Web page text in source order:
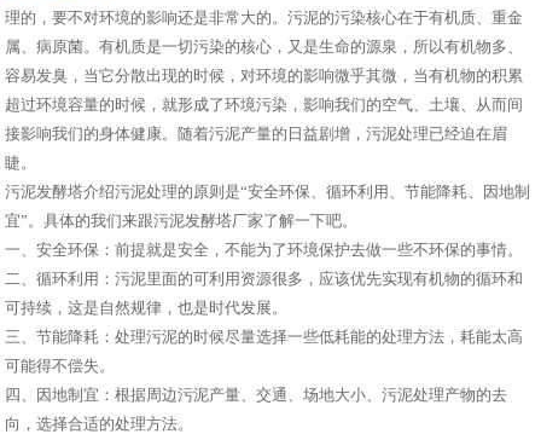
理的，要不对环境的影响还是非常大的。污泥的污染核心在于有机质、重金
属、病原菌。有机质是一切污染的核心，又是生命的源泉，所以有机物多、
容易发臭，当它分散出现的时候，对环境的影响微乎其微，当有机物的积累
超过环境容量的时候，就形成了环境污染，影响我们的空气、土壤、从而间
接影响我们的身体健康。随着污泥产量的日益剧增，污泥处理已经迫在眉
睫。
污泥发酵塔介绍污泥处理的原则是“安全环保、循环利用、节能降耗、因地制
宜”。具体的我们来跟污泥发酵塔厂家了解一下吧。
一、安全环保：前提就是安全，不能为了环境保护去做一些不环保的事情。
二、循环利用：污泥里面的可利用资源很多，应该优先实现有机物的循环和
可持续，这是自然规律，也是时代发展。
三、节能降耗：处理污泥的时候尽量选择一些低耗能的处理方法，耗能太高
可能得不偿失。
四、因地制宜：根据周边污泥产量、交通、场地大小、污泥处理产物的去
向，选择合适的处理方法。